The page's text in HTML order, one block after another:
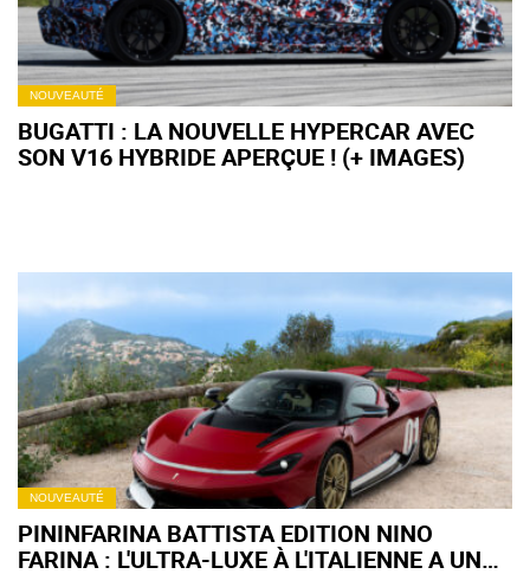
NOUVEAUTÉ
BUGATTI : LA NOUVELLE HYPERCAR AVEC
SON V16 HYBRIDE APERÇUE ! (+ IMAGES)
NOUVEAUTÉ
PININFARINA BATTISTA EDITION NINO
FARINA : L'ULTRA-LUXE À L'ITALIENNE A UN